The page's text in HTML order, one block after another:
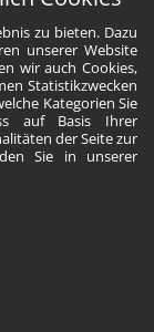
zu bieten. Dazu
unserer Website
wir auch Cookies,
Statistikzwecken
Kategorien Sie
auf Basis Ihrer
der Seite zur
Sie in unserer